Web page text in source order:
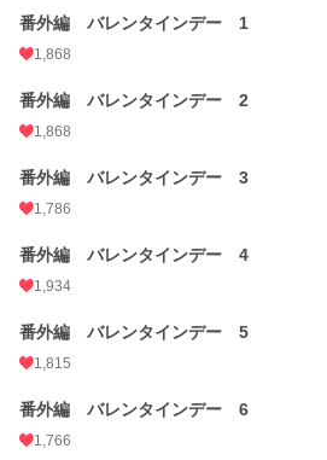
番外編 バレンタインデー 1
1,868
番外編 バレンタインデー 2
1,868
番外編 バレンタインデー 3
1,786
番外編 バレンタインデー 4
1,934
番外編 バレンタインデー 5
1,815
番外編 バレンタインデー 6
1,766